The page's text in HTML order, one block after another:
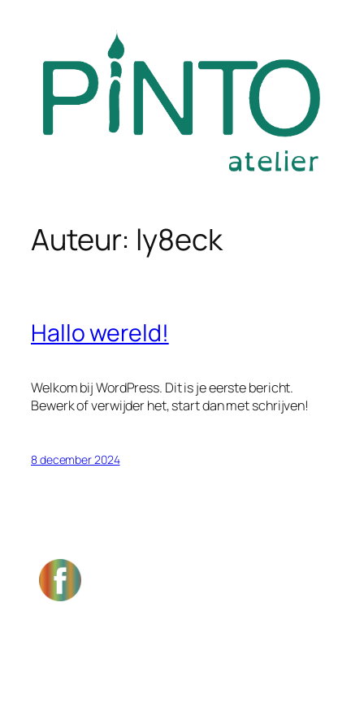
inhoud
Auteur: ly8eck
Hallo wereld!
Welkom bij WordPress. Dit is je eerste bericht.
Bewerk of verwijder het, start dan met schrijven!
8 december 2024